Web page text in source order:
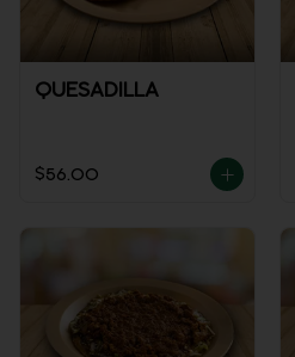
QUESADILLA
$56.00